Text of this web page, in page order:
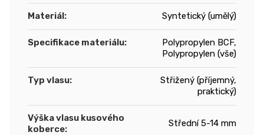
Materiál: Syntetický (umělý)
Specifikace materiálu:
Polypropylen BCF,
Polypropylen (vše)
Typ vlasu:
Střižený (příjemný,
praktický)
Výška vlasu kusového
koberce:
Střední 5-14 mm